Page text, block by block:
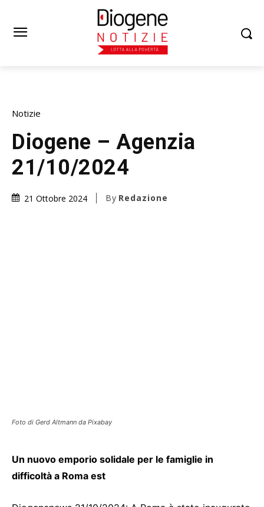
Notizie
Diogene – Agenzia
21/10/2024
21 Ottobre 2024 By Redazione
Foto di Gerd Altmann da Pixabay
Un nuovo emporio solidale per le famiglie in
difficoltà a Roma est